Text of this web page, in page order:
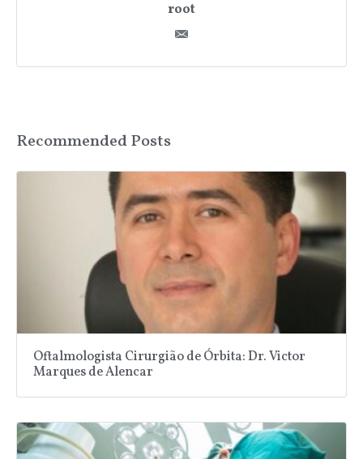
root
Recommended Posts
Oftalmologista Cirurgião de Órbita: Dr. Victor
Marques de Alencar